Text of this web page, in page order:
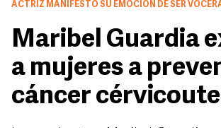
ACTRIZ MANIFESTÓ SU EMOCIÓN DE SER
Maribel Guardia
a mujeres a
cáncer